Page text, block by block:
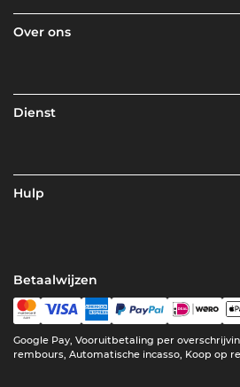
Over ons
Dienst
Hulp
Betaalwijzen
Google Pay, Vooruitbetaling per
rembours, Automatische incasso, Koop op